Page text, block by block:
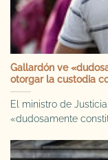
Gallardón ve
otorgar la custodia
El ministro de
«dudosamente